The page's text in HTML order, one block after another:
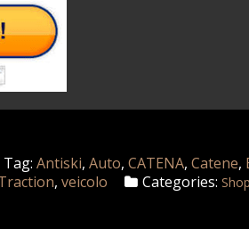
Tag:Antiski,Auto,CATENA,Catene,
,veicolo Categories: Shop